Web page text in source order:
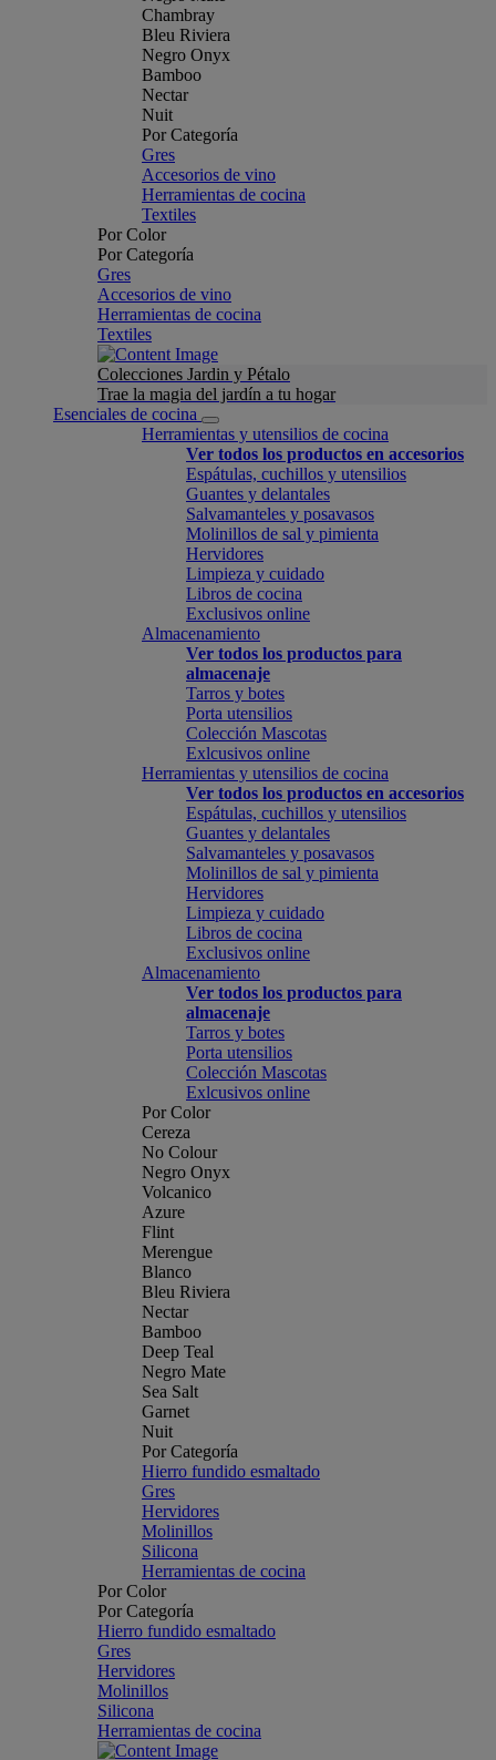
Chambray
Bleu Riviera
Negro Onyx
Bamboo
Nectar
Nuit
Por Categoría
Gres
Accesorios de vino
Herramientas de cocina
Textiles
Por Color
Por Categoría
Gres
Accesorios de vino
Herramientas de cocina
Textiles
Colecciones Jardin y Pétalo
Trae la magia del jardín a tu hogar
Esenciales de cocina
Herramientas y utensilios de cocina
Ver todos los productos en accesorios
Espátulas, cuchillos y utensilios
Guantes y delantales
Salvamanteles y posavasos
Molinillos de sal y pimienta
Hervidores
Limpieza y cuidado
Libros de cocina
Exclusivos online
Almacenamiento
Ver todos los productos para
almacenaje
Tarros y botes
Porta utensilios
Colección Mascotas
Exlcusivos online
Herramientas y utensilios de cocina
Ver todos los productos en accesorios
Espátulas, cuchillos y utensilios
Guantes y delantales
Salvamanteles y posavasos
Molinillos de sal y pimienta
Hervidores
Limpieza y cuidado
Libros de cocina
Exclusivos online
Almacenamiento
Ver todos los productos para
almacenaje
Tarros y botes
Porta utensilios
Colección Mascotas
Exlcusivos online
Por Color
Cereza
No Colour
Negro Onyx
Volcanico
Azure
Flint
Merengue
Blanco
Bleu Riviera
Nectar
Bamboo
Deep Teal
Negro Mate
Sea Salt
Garnet
Nuit
Por Categoría
Hierro fundido esmaltado
Gres
Hervidores
Molinillos
Silicona
Herramientas de cocina
Por Color
Por Categoría
Hierro fundido esmaltado
Gres
Hervidores
Molinillos
Silicona
Herramientas de cocina